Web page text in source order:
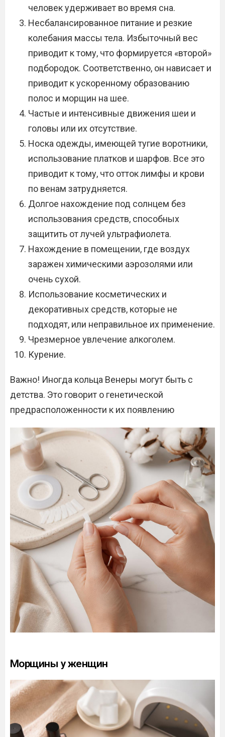
человек удерживает во время сна.
Несбалансированное питание и резкие
колебания массы тела. Избыточный вес
приводит к тому, что формируется «второй»
подбородок. Соответственно, он нависает и
приводит к ускоренному образованию
полос и морщин на шее.
Частые и интенсивные движения шеи и
головы или их отсутствие.
Носка одежды, имеющей тугие воротники,
использование платков и шарфов. Все это
приводит к тому, что отток лимфы и крови
по венам затрудняется.
Долгое нахождение под солнцем без
использования средств, способных
защитить от лучей ультрафиолета.
Нахождение в помещении, где воздух
заражен химическими аэрозолями или
очень сухой.
Использование косметических и
декоративных средств, которые не
подходят, или неправильное их применение.
Чрезмерное увлечение алкоголем.
Курение.
Важно! Иногда кольца Венеры могут быть с
детства. Это говорит о генетической
предрасположенности к их появлению
Морщины у женщин